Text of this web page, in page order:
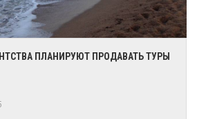
ПЛАНИРУЮТ ПРОДАВАТЬ ТУРЫ